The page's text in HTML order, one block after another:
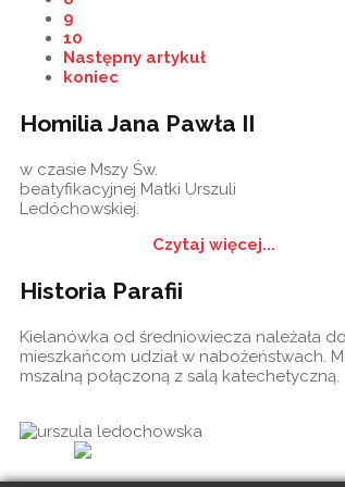
9
10
Następny artykuł
koniec
Homilia Jana Pawła II
w czasie Mszy Św.
beatyfikacyjnej Matki Urszuli
Ledóchowskiej.
Czytaj więcej...
Historia Parafii
Kielanówka od średniowiecza należała
mieszkańcom udział w nabożeństwach.
mszalną połączoną z salą katechetyczną.
cookies